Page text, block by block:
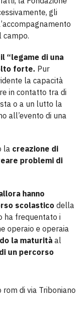
gli
campo.
il “legame di una
forte. Pur
la capacità
in contatto tra di
o a un lutto la
all’evento di una
la creazione di
problemi di
hanno
scolastico della
ha frequentato i
operaio e operaia
la maturità al
un percorso